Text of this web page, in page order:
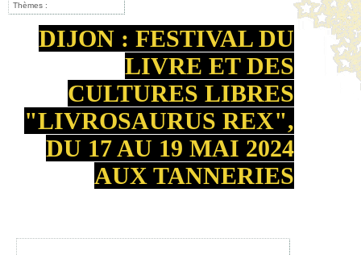
Thèmes :
DIJON : FESTIVAL DU
LIVRE ET DES
CULTURES LIBRES
"LIVROSAURUS REX",
DU 17 AU 19 MAI 2024
AUX TANNERIES